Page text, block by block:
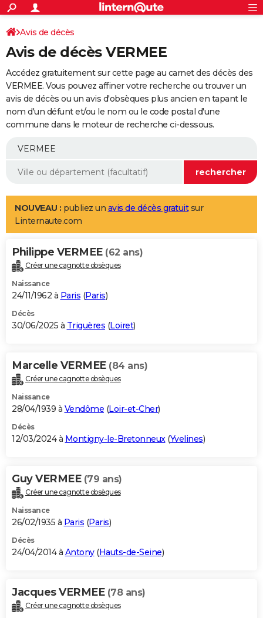
ACTUALITÉS
Politique
Société
Faits Divers
Education
Monde
Villes
+
SPORT
Coupe du monde 2026
Football
Tennis
Cyclisme
Rugby
Forum
Programme TV
TNT
Streaming
Cinéma
Sorties cinéma
Musique
+
FINANCE
Retraite
Epargne
Immobilier
Risques naturels par ville
Banque
Assurance
AUTO
Essais
Réserver un essai
Citadines
Berlines
SUV
Forum auto
+
Mobiles
Meilleur smartphone
Internet
Ordinateurs
Jeux vidéo
Guide high-tech
Aménagement intérieur
LIFESTYLE
Art de vivre
Bien-être
Loisirs
Mode
Modes de vie
Alimentation
Guide de la santé
Maladies
Médicaments
Sommeil
VOYAGE
Destinations
City break
Voyage nature
Voyage de noces
Forum
Climat
+PHOTO
GUIDES D'ACHAT
BONS PLANS
Carte de Noël
Carte Bonne année
Carte Saint-Valentin
Carte Pâques
Carte d'anniversaire
DICTIONNAIRE
Dictionnaire
Biographies
Citations
Expressions
Proverbes
PROGRAMME TV
S'inscrire
Se connecter
Lycées
Collèges
Primaires
Universités
Entreprises
Service militaire
Avis de recherche
AVIS DE DÉCÈS
Bricolage
Lifestyle
Culture
Sport
Auto
Television
Voyage
Cinema
Avis de décès
Avis de décès VERMEE
Accédez gratuitement sur cette page au carnet des décès des
VERMEE. Vous pouvez affiner votre recherche ou trouver un
avis de décès ou un avis d'obsèques plus ancien en tapant le
nom d'un défunt et/ou le nom ou le code postal d'une
commune dans le moteur de recherche ci-dessous.
NOUVEAU : publiez un avis de décès gratuitsur
Linternaute.com
Philippe VERMEE (62 ans)
Créer une cagnotte obsèques
Naissance
24/11/1962 à Paris (Paris)
Décès
30/06/2025 à Triguères (Loiret)
Marcelle VERMEE (84 ans)
Créer une cagnotte obsèques
Naissance
28/04/1939 à Vendôme (Loir-et-Cher)
Décès
12/03/2024 à Montigny-le-Bretonneux(Yvelines)
Guy VERMEE (79 ans)
Créer une cagnotte obsèques
Naissance
26/02/1935 à Paris (Paris)
Décès
24/04/2014 à Antony(Hauts-de-Seine)
Jacques VERMEE (78 ans)
Créer une cagnotte obsèques